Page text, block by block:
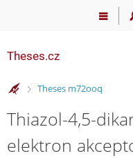
Theses.cz
>
Theses m72ooq
Thiazol-4,5-
elektron